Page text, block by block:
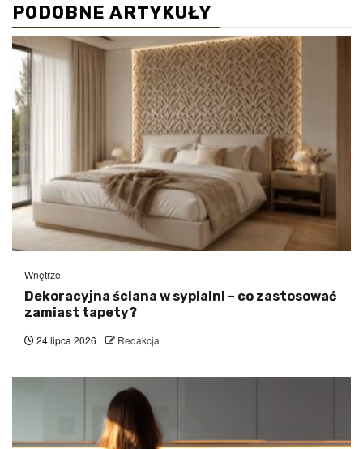
PODOBNE ARTYKUŁY
Wnętrze
Dekoracyjna ściana w sypialni – co zastosować
zamiast tapety?
24 lipca 2026 Redakcja